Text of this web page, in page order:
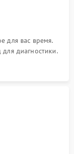
для вас время.
диагностики.